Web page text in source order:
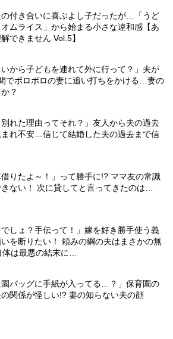
付き合いに喜ぶよし子だったが…「うど
ムライス」から始まる小さな違和感【あ
できません Vol.5】
いから子どもを連れて外に行って？」夫が
でボロボロの妻に追い打ちをかける…妻の
？
別れた理由ってそれ？」友人から夫の過去
まれ不安…信じて結婚した夫の過去まで信
借りたよ～！」って勝手に!? ママ友の常識
ない！ 次に貸してと言ってきたのは…
でしょ？手伝って！」嫁を好き勝手使う義
を断りたい！ 頼みの綱の夫はまさかの無
体は最悪の結末に…
園バッグに手紙が入ってる…？」保育園の
関係が怪しい!? 妻の知らない夫の顔